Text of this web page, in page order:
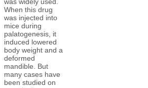
When this drug
was injected into
mice during
palatogenesis, it
induced lowered
body weight and a
deformed
mandible. But
many cases have
been studied on